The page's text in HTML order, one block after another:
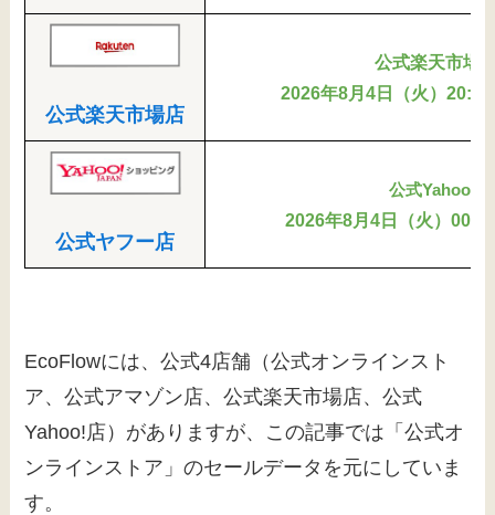
公式楽天市場店
公式楽天市場
2026年8月4日（火）
公式ヤフー店
公式Yahoo店
2026年8月4日（火）
EcoFlowには、公式4店舗（公式オンラインスト
ア、公式アマゾン店、公式楽天市場店、公式
Yahoo!店）がありますが、この記事では「公式オ
ンラインストア」のセールデータを元にしていま
す。